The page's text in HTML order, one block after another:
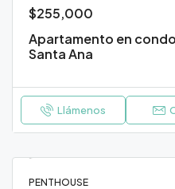
$255,000
Apartamento en
Santa Ana
Llámenos
PENTHOUSE